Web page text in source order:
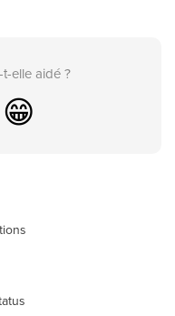
elle aidé ?
😁